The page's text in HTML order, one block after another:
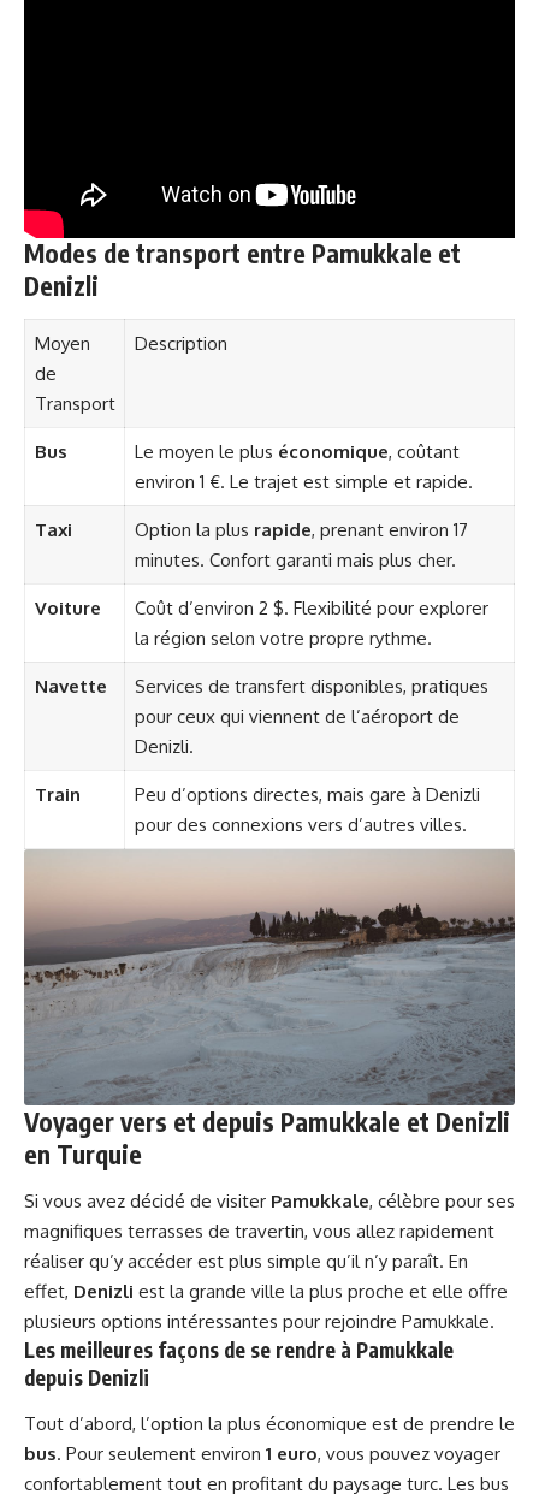
Modes de transport entre Pamukkale et
Denizli
Moyen
de
Transport
Description
Bus Le moyen le plus économique, coûtant
environ 1 €. Le trajet est simple et rapide.
Taxi Option la plus rapide, prenant environ 17
minutes. Confort garanti mais plus cher.
Voiture
Coût d’environ 2 $. Flexibilité pour explorer
la région selon votre propre rythme.
Navette
Services de transfert disponibles, pratiques
pour ceux qui viennent de l’aéroport de
Denizli.
Train
Peu d’options directes, mais gare à Denizli
pour des connexions vers d’autres villes.
Voyager vers et depuis Pamukkale et Denizli
en Turquie
Si vous avez décidé de visiter Pamukkale, célèbre pour ses
magnifiques terrasses de travertin, vous allez rapidement
réaliser qu’y accéder est plus simple qu’il n’y paraît. En
effet, Denizli est la grande ville la plus proche et elle offre
plusieurs options intéressantes pour rejoindre Pamukkale.
Les meilleures façons de se rendre à Pamukkale
depuis Denizli
Tout d’abord, l’option la plus économique est de prendre le
bus. Pour seulement environ 1 euro, vous pouvez voyager
confortablement tout en profitant du paysage turc. Les bus